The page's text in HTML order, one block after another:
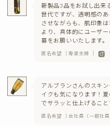
新製品3品をお試し出来
世代ですが、透明感の
させながらも、肌印象
より、具体的にユーザ
募をお願いいたします。
匿名希望 ｜専業主婦 ｜
アルブランさんのスキ
イクも気になります！
でサラッと仕上げること
匿名希望 ｜会社員（一般社員